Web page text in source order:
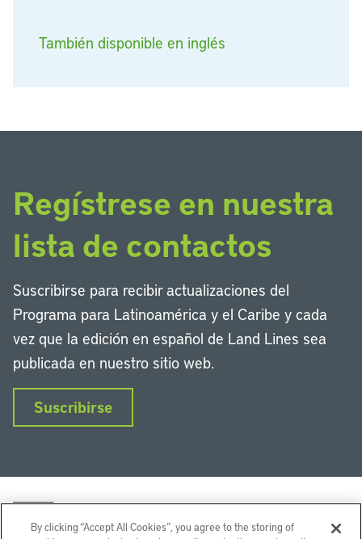
También disponible en inglés
Regístrese en nuestra
lista de contactos
Suscribirse para recibir actualizaciones del
Programa para Latinoamérica y el Caribe y cada
vez que la edición en español de Land Lines sea
publicada en nuestro sitio web.
Suscribirse
By clicking “Accept All Cookies”, you agree to the storing of